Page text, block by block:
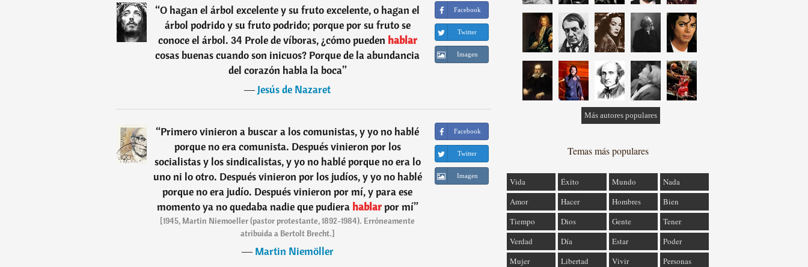
“O hagan el árbol excelente y su fruto excelente, o hagan el
árbol podrido y su fruto podrido; porque por su fruto se
conoce el árbol. 34 Prole de víboras, ¿cómo pueden hablar
cosas buenas cuando son inicuos? Porque de la abundancia
del corazón habla la boca”
―Jesús de Nazaret
Facebook
Twitter
Imagen
“Primero vinieron a buscar a los comunistas, y yo no hablé
porque no era comunista. Después vinieron por los
socialistas y los sindicalistas, y yo no hablé porque no era lo
uno ni lo otro. Después vinieron por los judíos, y yo no hablé
porque no era judío. Después vinieron por mí, y para ese
momento ya no quedaba nadie que pudierahablarpor mí”
[1945, Martin Niemoeller (pastor protestante, 1892-1984). Erróneamente
atribuida a Bertolt Brecht.]
―Martin Niemöller
Facebook
Twitter
Imagen
Más autores populares
Temas más populares
Vida Éxito Mundo
Nada
Amor
Hacer Hombres
Bien
Tiempo
Dios Gente
Tener
Verdad
Día Estar
Poder
Mujer
Libertad Vivir
Personas